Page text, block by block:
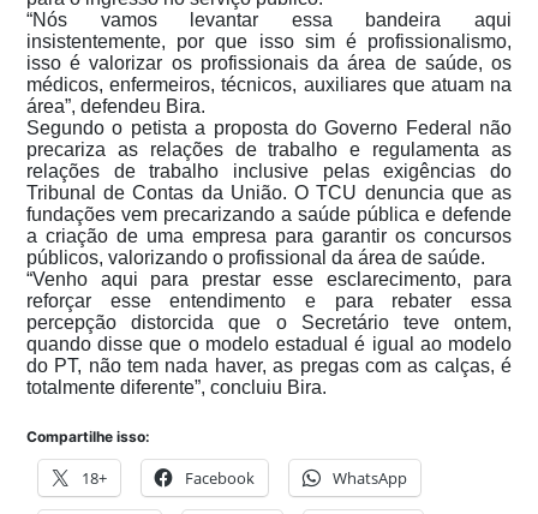
“Nós vamos levantar essa bandeira aqui
insistentemente, por que isso sim é profissionalismo,
isso é valorizar os profissionais da área de saúde, os
médicos, enfermeiros, técnicos, auxiliares que atuam na
área”, defendeu Bira.
Segundo o petista a proposta do Governo Federal não
precariza as relações de trabalho e regulamenta as
relações de trabalho inclusive pelas exigências do
Tribunal de Contas da União. O TCU denuncia que as
fundações vem precarizando a saúde pública e defende
a criação de uma empresa para garantir os concursos
públicos, valorizando o profissional da área de saúde.
“Venho aqui para prestar esse esclarecimento, para
reforçar esse entendimento e para rebater essa
percepção distorcida que o Secretário teve ontem,
quando disse que o modelo estadual é igual ao modelo
do PT, não tem nada haver, as pregas com as calças, é
totalmente diferente”, concluiu Bira.
Compartilhe isso:
18+ Facebook WhatsApp